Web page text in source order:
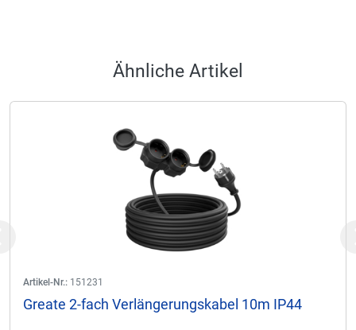
Ähnliche Artikel
Artikel-Nr.: 151231
Greate 2-fach Verlängerungskabel 10m IP44